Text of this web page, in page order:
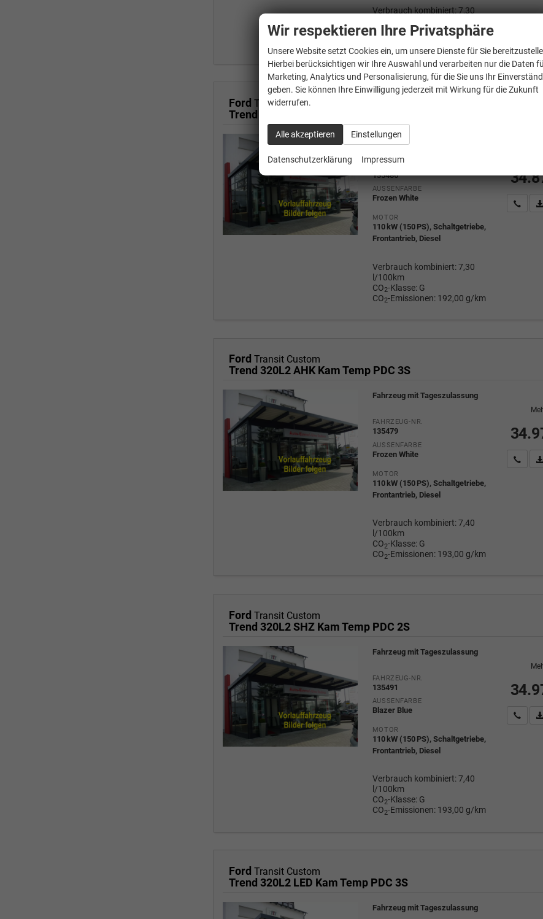
Verbrauch kombiniert:7,30
CO
2-Klasse:G
191,00 g/km
Ford Transit Custom
Trend 320L1 LED AHK Kam Temp 3S
Fahrzeug mit Tageszulassung
FAHRZEUG-NR.
135486
AUSSENFARBE
Frozen White
MOTOR
110 kW (150 PS), Schaltgetriebe,
Frontantrieb, Diesel
Verbrauch kombiniert:7,30
l/100km
CO2-Klasse: G
CO2-Emissionen: 192,00 g/km
Wir
Ford Transit Custom
Trend 320L2 AHK Kam Temp PDC 3S
Fahrzeug mit Tageszulassung
FAHRZEUG-NR.
135479
AUSSENFARBE
Frozen White
MOTOR
110 kW (150 PS), Schaltgetriebe,
Frontantrieb, Diesel
Verbrauch kombiniert:7,40
l/100km
CO2-Klasse: G
CO2-Emissionen: 193,00 g/km
Wir
Ford Transit Custom
Trend 320L2 SHZ Kam Temp PDC 2S
Fahrzeug mit Tageszulassung
FAHRZEUG-NR.
135491
AUSSENFARBE
Blazer Blue
MOTOR
110 kW (150 PS), Schaltgetriebe,
Frontantrieb, Diesel
Verbrauch kombiniert:7,40
l/100km
CO2-Klasse: G
CO2-Emissionen: 193,00 g/km
Wir
Ford Transit Custom
Trend 320L2 LED Kam Temp PDC 3S
Fahrzeug mit Tageszulassung
Wir respektieren Ihre Privatsphäre
Unsere Website setzt Cookies ein, um unsere Dienste für Sie
Hierbei berücksichtigen wir Ihre Auswahl und verarbeiten nur die Daten
Marketing, Analytics und Personalisierung, für die Sie uns Ihr
geben. Sie können Ihre Einwilligung jederzeit mit Wirkung für die Zukunft
widerrufen.
Alle akzeptieren Einstellungen
Datenschutzerklärung Impressum